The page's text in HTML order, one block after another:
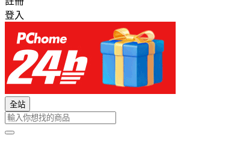
登入
全站